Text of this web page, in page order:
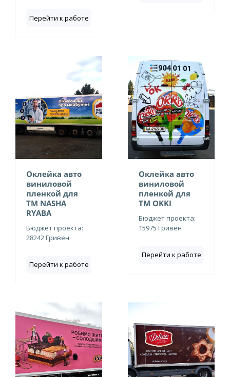
Перейти к работе
Оклейка авто
виниловой
пленкой для
ТМ NASHA
RYABA
Бюджет проекта:
28242 Гривен
Перейти к работе
Оклейка авто
виниловой
пленкой для
ТМ OKKI
Бюджет проекта:
15975 Гривен
Перейти к работе